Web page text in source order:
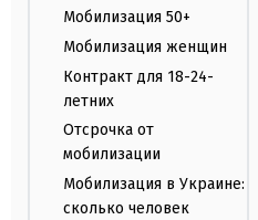
Мобилизация 50+
Мобилизация женщин
Контракт для 18-24-
летних
Отсрочка от
мобилизации
Мобилизация в Украине:
сколько человек